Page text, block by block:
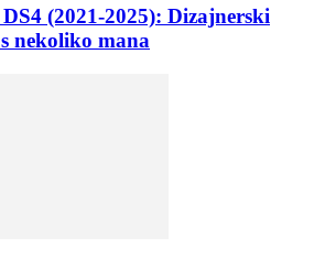
(2021-2025): Dizajnerski
nekoliko mana